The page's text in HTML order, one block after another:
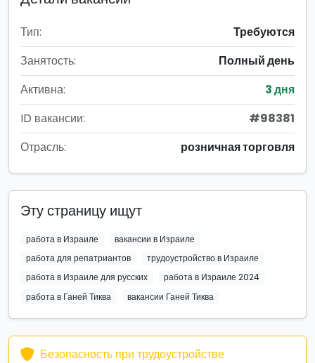
Тип:
Требуются
Занятость:
Полный день
Активна:
3 дня
ID вакансии:
#98381
Отрасль:
розничная торговля
Эту страницу ищут
работа в Израиле
вакансии в Израиле
работа для репатриантов
трудоустройство в Израиле
работа в Израиле для русских
работа в Израиле 2024
работа в Ганей Тиква
вакансии Ганей Тиква
Безопасность при трудоустройстве